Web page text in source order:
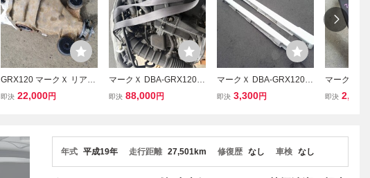
GRX120 マークＸ リアデ
フ 105663km 純正 ファイ
ヨタ 41110-30A00
即決 22,000円
マークＸ DBA-GRX120
エンジン エンジンASSY
即決 88,000円
マークＸ DBA-GRX120
左右サイドステップセッ
即決 3,300円
マークＸ
フロント左
即決 2,200
年式 平成19年 走行距離 27,501km 修復歴 なし 車検 なし